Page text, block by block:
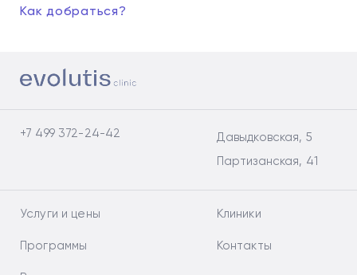
Как добраться?
+7 499 372-24-42
Давыдковская, 5
Партизанская, 41
Услуги и цены
Программы
Клиники
Контакты